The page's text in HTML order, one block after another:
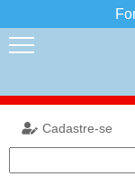
Cadastre-se